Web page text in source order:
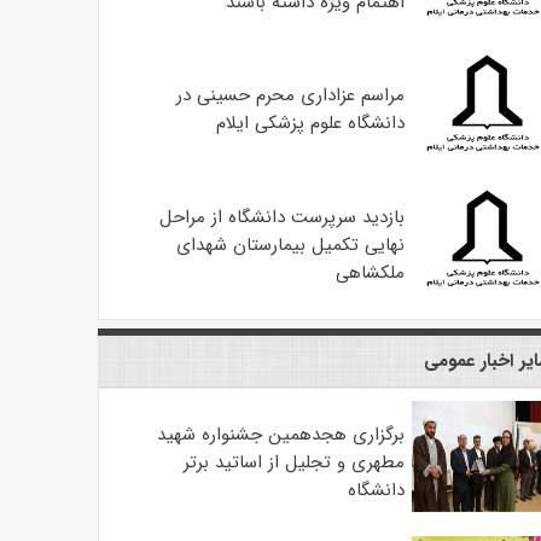
مراسم عزاداری محرم حسینی در
دانشگاه علوم پزشکی ایلام
بازدید سرپرست دانشگاه از مراحل
نهایی تکمیل بیمارستان شهدای
ملکشاهی
اخبار عمومی
برگزاری هجدهمین جشنواره شهید
مطهری و تجلیل از اساتید برتر
دانشگاه